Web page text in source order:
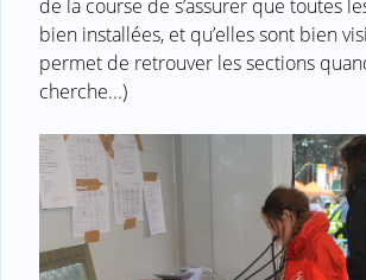
de la course de s’assurer que toutes
bien installées, et qu’elles sont bien
permet de retrouver les sections
cherche...)